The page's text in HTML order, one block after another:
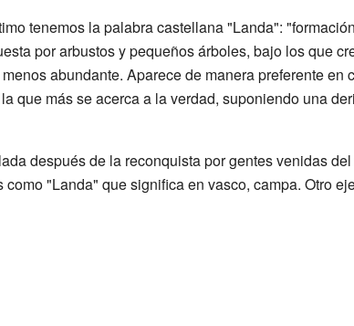
tenemos la palabra castellana "Landa":
por arbustos y pequeños árboles, bajo los que
abundante. Aparece de manera preferente en
que más se acerca a la verdad, suponiendo una
después de la reconquista por gentes venidas
"Landa" que significa en vasco, campa. Otro